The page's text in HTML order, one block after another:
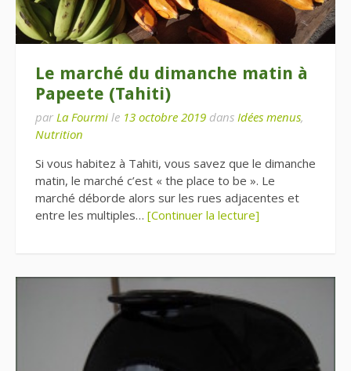
Le marché du dimanche matin à
Papeete (Tahiti)
par La Fourmi le 13 octobre 2019 dans Idées menus,
Nutrition
Si vous habitez à Tahiti, vous savez que le dimanche
matin, le marché c’est « the place to be ». Le
marché déborde alors sur les rues adjacentes et
entre les multiples… [Continuer la lecture]